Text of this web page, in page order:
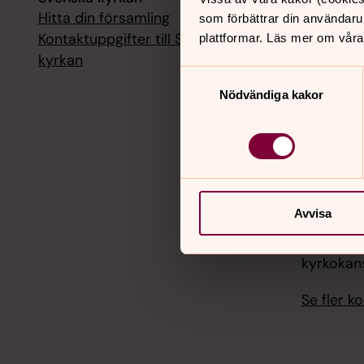
som förbättrar din
plattformar. Läs mer om
Nödvändiga kakor
Avvisa
Hitta din församling
Kontaktuppgifter till Svenska
kyrkan
Se fler